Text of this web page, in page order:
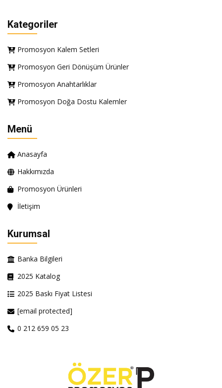
Kategoriler
Promosyon Kalem Setleri
Promosyon Geri Dönüşüm Ürünler
Promosyon Anahtarlıklar
Promosyon Doğa Dostu Kalemler
Menü
Anasayfa
Hakkımızda
Promosyon Ürünleri
İletişim
Kurumsal
Banka Bilgileri
2025 Katalog
2025 Baskı Fiyat Listesi
[email protected]
0 212 659 05 23